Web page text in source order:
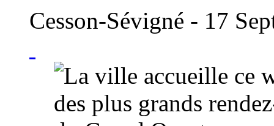
Cesson-Sévigné - 17